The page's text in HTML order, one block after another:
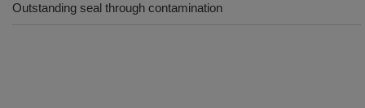
Outstanding seal through contamination